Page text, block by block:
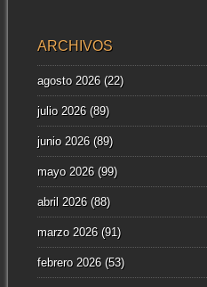
ARCHIVOS
agosto 2026(22)
julio 2026(89)
junio 2026(89)
mayo 2026(99)
abril 2026(88)
marzo 2026(91)
febrero 2026(53)